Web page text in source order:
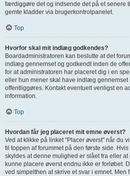
færdiggøre det og indsende det på et senere
gemte kladder via brugerkontrolpanelet.
Top
Hvorfor skal mit indlæg godkendes?
Boardadministratoren kan beslutte at det
indlæg gennemset og godkendt inden de
for at administratoren har placeret dig i en
eller hun mener skal have indlæg gennemset
offentliggøres. Kontakt eventuelt venligst en
information.
Top
Hvordan får jeg placeret mit emne øverst?
Ved at klikke på linket "Placer øverst" når du
til toppen af forummet på den første side.
skyldes at denne mulighed er slået fra eller
kunne placere øverst endnu ikke er forløbet.
ved simpelthen at skrive et svar i emnet. Men